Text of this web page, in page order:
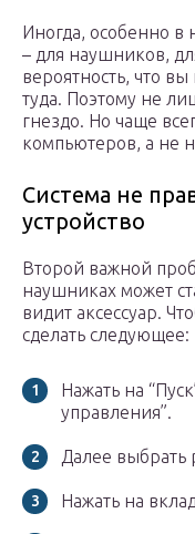
Иногда, особенно в
– для наушников,
вероятность, что вы
туда. Поэтому не
гнездо. Но чаще
компьютеров, а не
Система не
устройство
Второй важной
наушниках может
видит аксессуар.
сделать следующее:
Нажать на
управления”.
Далее выбрать
Нажать на